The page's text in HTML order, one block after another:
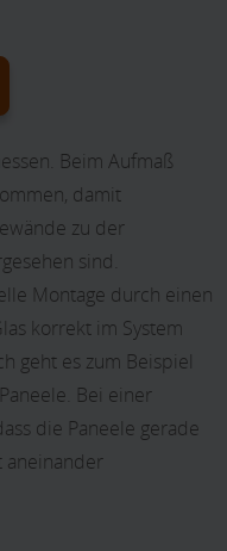
Beim Aufmaß
damit
zu der
sind.
Montage durch einen
korrekt im System
geht es zum Beispiel
Bei einer
die Paneele gerade
aneinander